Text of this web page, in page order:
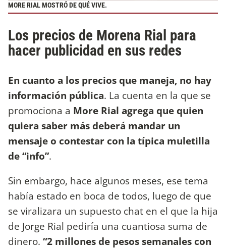
MORE RIAL MOSTRÓ DE QUÉ VIVE.
Los precios de Morena Rial para
hacer publicidad en sus redes
En cuanto a los precios que maneja, no hay
información pública. La cuenta en la que se
promociona a More Rial agrega que quien
quiera saber más deberá mandar un
mensaje o contestar con la típica muletilla
de “info”.
Sin embargo, hace algunos meses, ese tema
había estado en boca de todos, luego de que
se viralizara un supuesto chat en el que la hija
de Jorge Rial pediría una cuantiosa suma de
dinero. “2 millones de pesos semanales con